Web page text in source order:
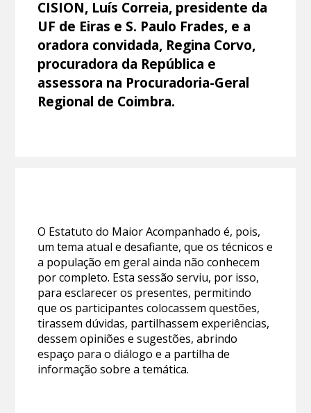
CISION, Luís Correia, presidente da
UF de Eiras e S. Paulo Frades, e a
oradora convidada, Regina Corvo,
procuradora da República e
assessora na Procuradoria-Geral
Regional de Coimbra.
O Estatuto do Maior Acompanhado é, pois,
um tema atual e desafiante, que os técnicos e
a população em geral ainda não conhecem
por completo. Esta sessão serviu, por isso,
para esclarecer os presentes, permitindo
que os participantes colocassem questões,
tirassem dúvidas, partilhassem experiências,
dessem opiniões e sugestões, abrindo
espaço para o diálogo e a partilha de
informação sobre a temática.